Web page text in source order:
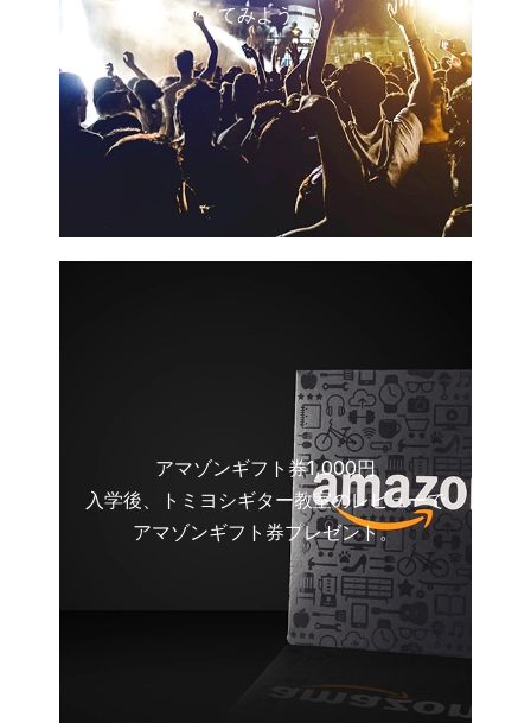
てみよう！
アマゾンギフト券1,000円
入学後、トミヨシギター教室のレビューで
アマゾンギフト券プレゼント。